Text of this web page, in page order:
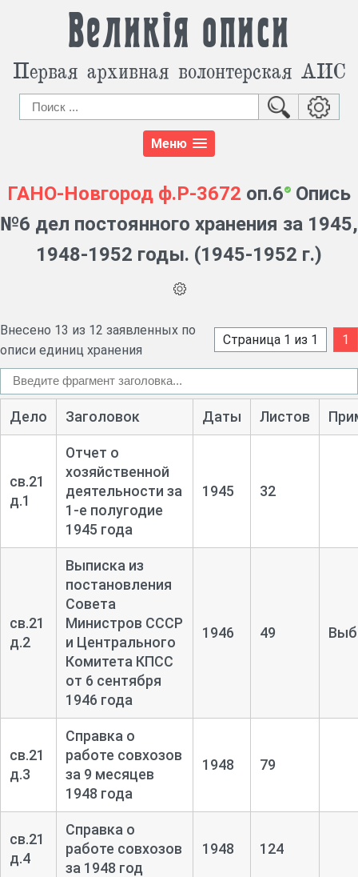
Великія описи
Первая архивная волонтерская АИС
Меню
ГАНО-Новгород ф.Р-3672 оп.6
Опись
№6 дел постоянного хранения за 1945,
1948-1952 годы. (1945-1952 г.)
Внесено 13 из 12 заявленных по
описи единиц хранения
Страница 1 из 1 1
Дело Заголовок Даты Листов
св.21
д.1
Отчет о
хозяйственной
деятельности за
1-е полугодие
1945 года
1945 32
св.21
д.2
Выписка из
постановления
Совета
Министров СССР
и Центрального
Комитета КПСС
от 6 сентября
1946 года
1946 49
св.21
д.3
Справка о
работе совхозов
за 9 месяцев
1948 года
1948 79
св.21
д.4
Справка о
работе совхозов
за 1948 год
1948 124